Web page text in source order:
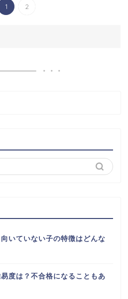
1 2
いていない子の特徴はどんな
度は？不合格になることもあ